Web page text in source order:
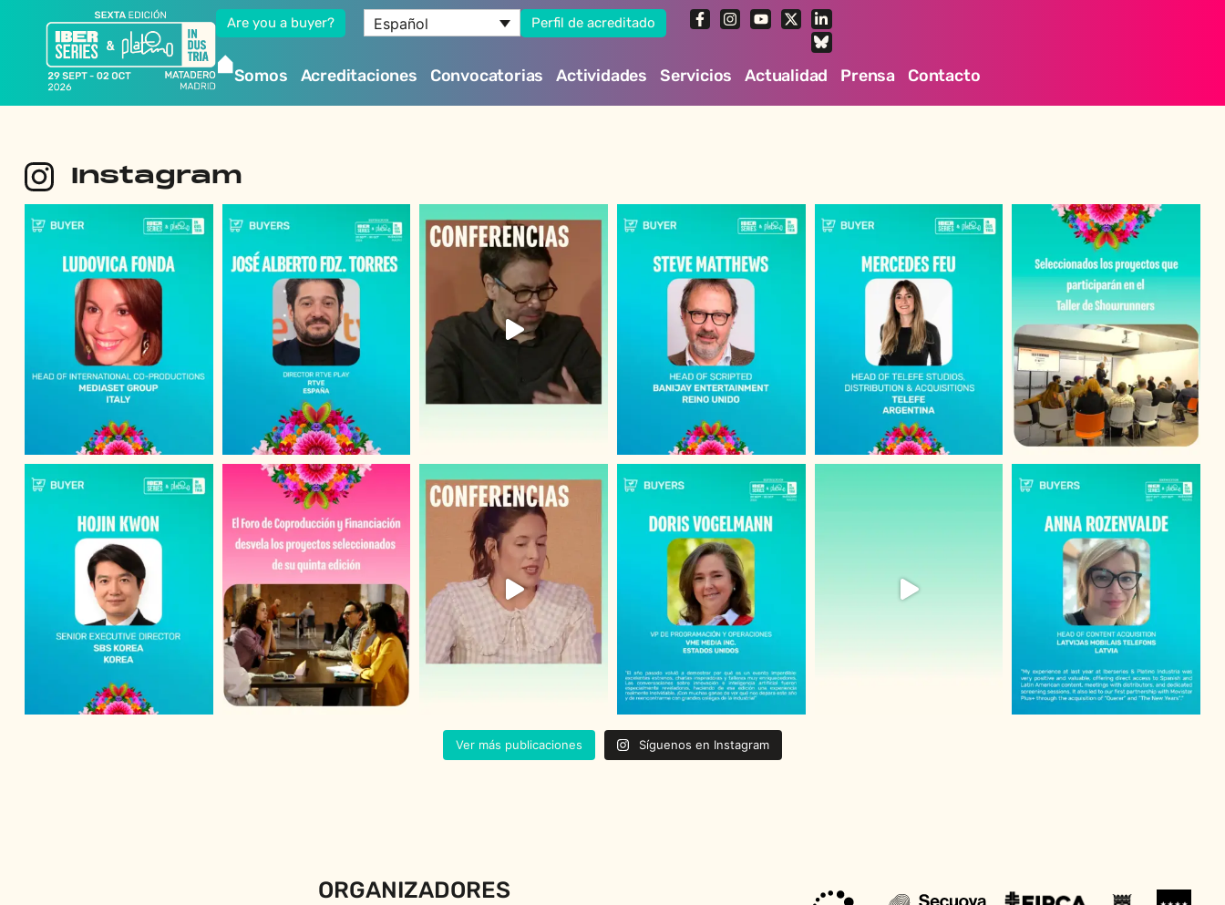
Are you a buyer? Español Perfil de acreditado
Somos Acreditaciones Convocatorias Actividades Servicios Actualidad Prensa Contacto
Instagram
Ver más publicaciones Síguenos en Instagram
ORGANIZADORES